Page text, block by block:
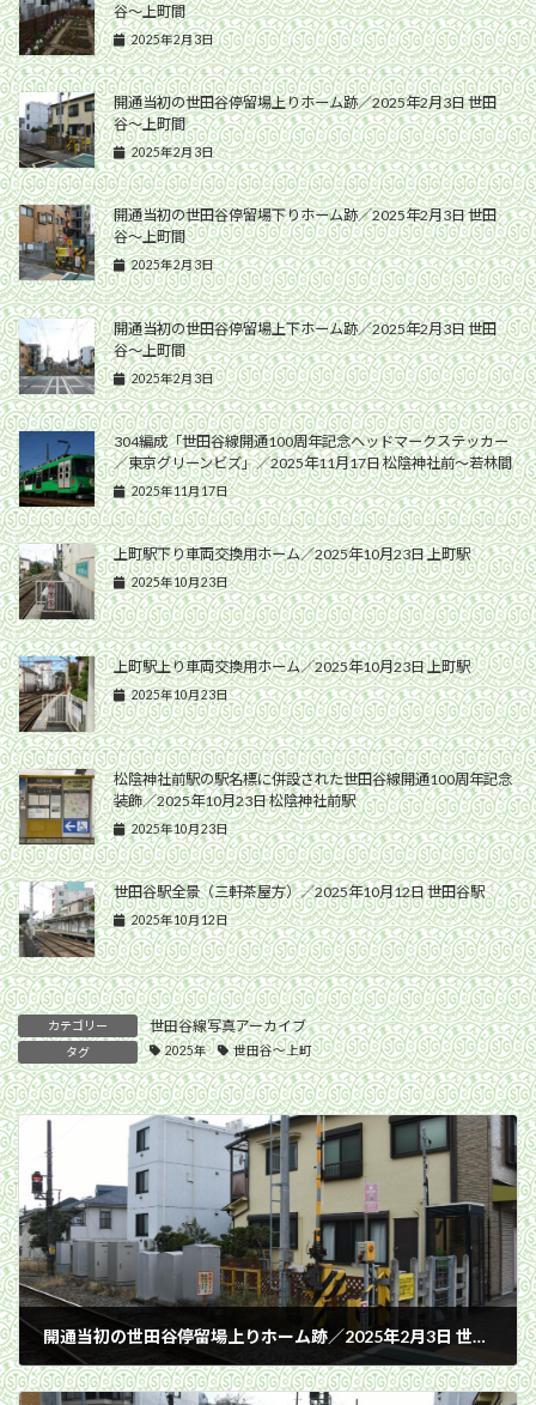
谷〜上町間
2025年2月3日
開通当初の世田谷停留場上りホーム跡／2025年2月3日 世田
谷〜上町間
2025年2月3日
開通当初の世田谷停留場下りホーム跡／2025年2月3日 世田
谷〜上町間
2025年2月3日
開通当初の世田谷停留場上下ホーム跡／2025年2月3日 世田
谷〜上町間
2025年2月3日
304編成「世田谷線開通100周年記念ヘッドマークステッカー
／東京グリーンビズ」／2025年11月17日 松陰神社前〜若林間
2025年11月17日
上町駅下り車両交換用ホーム／2025年10月23日 上町駅
2025年10月23日
上町駅上り車両交換用ホーム／2025年10月23日 上町駅
2025年10月23日
松陰神社前駅の駅名標に併設された世田谷線開通100周年記念
装飾／2025年10月23日 松陰神社前駅
2025年10月23日
世田谷駅全景（三軒茶屋方）／2025年10月12日 世田谷駅
2025年10月12日
カテゴリー 世田谷線写真アーカイブ
タグ 2025年 世田谷〜上町
開通当初の世田谷停留場上りホーム跡／2025年2月3日 世田谷〜上町間
2025年2月3日